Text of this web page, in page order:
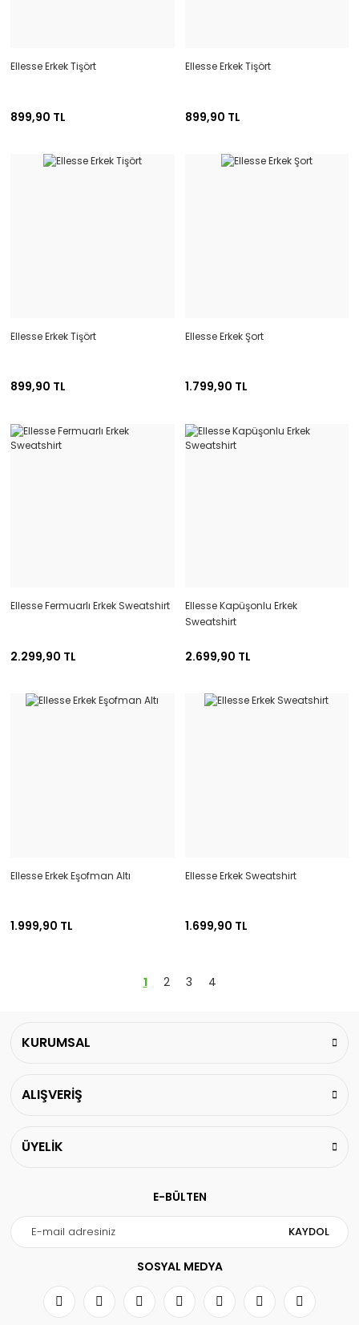
Ellesse Erkek Tişört
899,90 TL
Ellesse Erkek Tişört
899,90 TL
Ellesse Erkek Tişört
899,90 TL
Ellesse Erkek Şort
1.799,90 TL
Ellesse Fermuarlı Erkek Sweatshirt
2.299,90 TL
Ellesse Kapüşonlu Erkek
Sweatshirt
2.699,90 TL
Ellesse Erkek Eşofman Altı
1.999,90 TL
Ellesse Erkek Sweatshirt
1.699,90 TL
1 2 3 4
KURUMSAL
ALIŞVERİŞ
ÜYELİK
E-BÜLTEN
KAYDOL
SOSYAL MEDYA